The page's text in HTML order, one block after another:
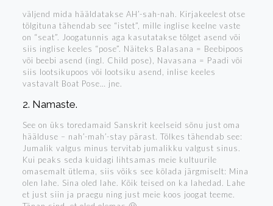
väljend mida hääldatakse AH’-sah-nah. Kirjakeelest otse
tõlgituna tähendab see “istet”, mille inglise keelne vaste
on “seat”. Joogatunnis aga kasutatakse tõlget asend või
siis inglise keeles “pose”. Näiteks Balasana = Beebipoos
või beebi asend (ingl. Child pose), Navasana = Paadi või
siis lootsikupoos või lootsiku asend, inlise keeles
vastavalt Boat Pose… jne.
2. Namaste.
See on üks toredamaid Sanskrit keelseid sõnu just oma
häälduse – nah’-mah’-stay pärast. Tõlkes tähendab see:
Jumalik valgus minus tervitab jumalikku valgust sinus.
Kui peaks seda kuidagi lihtsamas meie kultuurile
omasemalt ütlema, siis võiks see kõlada järgmiselt: Mina
olen lahe. Sina oled lahe. Kõik teised on ka lahedad. Lahe
et just siin ja praegu ning just meie koos joogat teeme.